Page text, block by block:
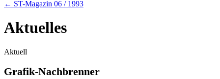
← ST-Magazin 06 / 1993
Aktuelles
Aktuell
Grafik-Nachbrenner